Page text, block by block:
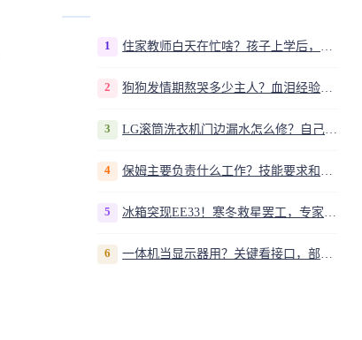
1 住家教师白天在忙啥？孩子上学后，我是家庭运营官
2 狗狗发情期熬哭多少主人？血泪经验告诉你，这20多天到底该怎么熬
3 LG滚筒洗衣机门边漏水怎么修？自己动手换密封圈教程视频
4 保姆主要负责什么工作？技能要求和职责解析
5 冰箱突现EE33！寒冬救星罢工，专家揭秘竟是无解故障？
6 一体机当显示器用？关键看接口，部分型号支持